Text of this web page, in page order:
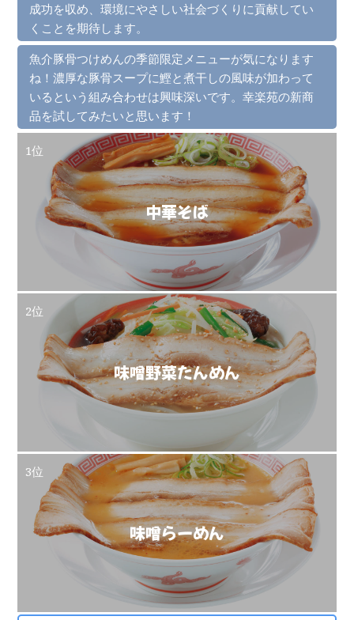
成功を収め、環境にやさしい社会づくりに貢献してい
くことを期待します。
魚介豚骨つけめんの季節限定メニューが気になります
ね！濃厚な豚骨スープに鰹と煮干しの風味が加わって
いるという組み合わせは興味深いです。幸楽苑の新商
品を試してみたいと思います！
1位
中華そば
2位
味噌野菜たんめん
3位
味噌らーめん